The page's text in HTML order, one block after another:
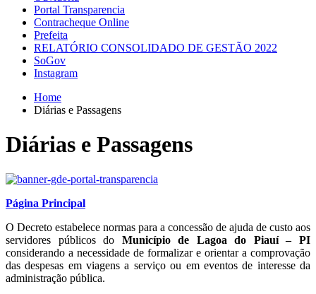
Portal Transparencia
Contracheque Online
Prefeita
RELATÓRIO CONSOLIDADO DE GESTÃO 2022
SoGov
Instagram
Home
Diárias e Passagens
Diárias e Passagens
Página Principal
O Decreto estabelece normas para a concessão de ajuda de custo aos
servidores públicos do Município de Lagoa do Piauí – PI
considerando a necessidade de formalizar e orientar a comprovação
das despesas em viagens a serviço ou em eventos de interesse da
administração pública.